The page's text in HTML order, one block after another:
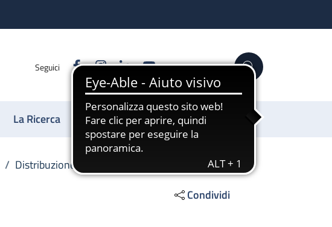
Seguici FacebookInstagram
LinkedinYouTube Cerca
La Ricerca Sostienici
/ Distribuzione emocomponenti
Condividi